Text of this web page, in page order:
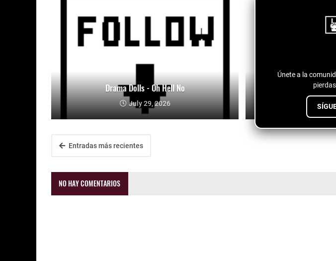
Únete a la
Drama Dolls - Oh Hell No
July 29, 2026
Fuentes de
July
Entradas más recientes
NO HAY COMENTARIOS